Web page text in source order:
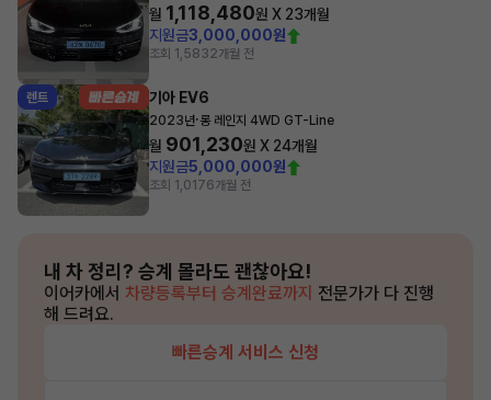
월 1,118,480원 X 23개월
지원금3,000,000원
조회 1,5832개월 전
렌트 기아 EV6
2023년·롱 레인지 4WD GT-Line
월 901,230원 X 24개월
지원금5,000,000원
조회 1,0176개월 전
내 차 정리? 승계 몰라도 괜찮아요!
이어카에서 차량등록부터 승계완료까지 전문가가 다 진행
해 드려요.
빠른승계 서비스 신청